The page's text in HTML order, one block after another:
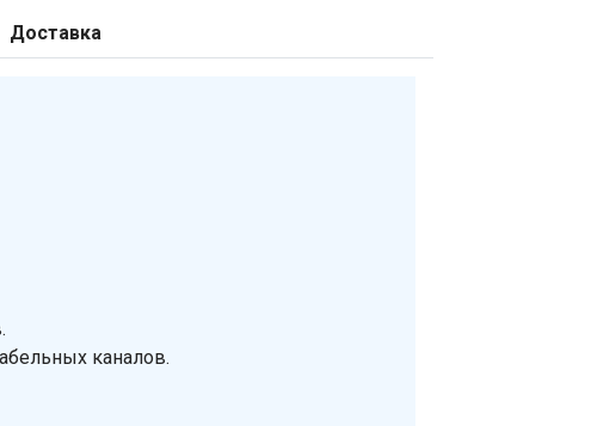
Доставка
каналов.